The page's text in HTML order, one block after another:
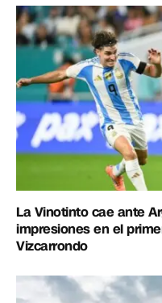
La Vinotinto cae ante
impresiones en el
Vizcarrondo